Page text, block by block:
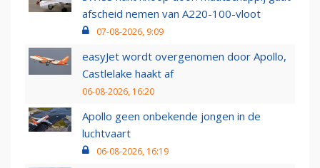
afscheid nemen van A220-100-vloot
07-08-2026, 9:09
easyJet wordt overgenomen door Apollo,
Castlelake haakt af
06-08-2026, 16:20
Apollo geen onbekende jongen in de
luchtvaart
06-08-2026, 16:19